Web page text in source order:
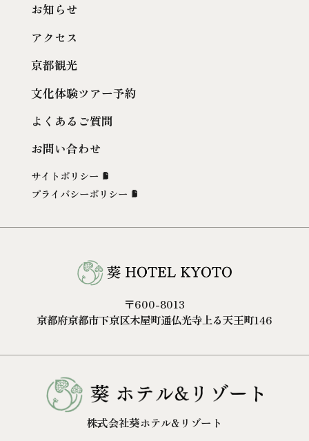
お知らせ
アクセス
京都観光
文化体験ツアー予約
よくあるご質問
お問い合わせ
サイトポリシー
プライバシーポリシー
〒600-8013
京都府京都市下京区木屋町通仏光寺上る天王町146
株式会社葵ホテル&リゾート